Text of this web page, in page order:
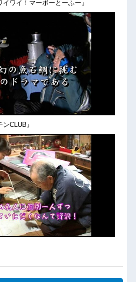
ワイ！マーボーとーふー』
CLUB』